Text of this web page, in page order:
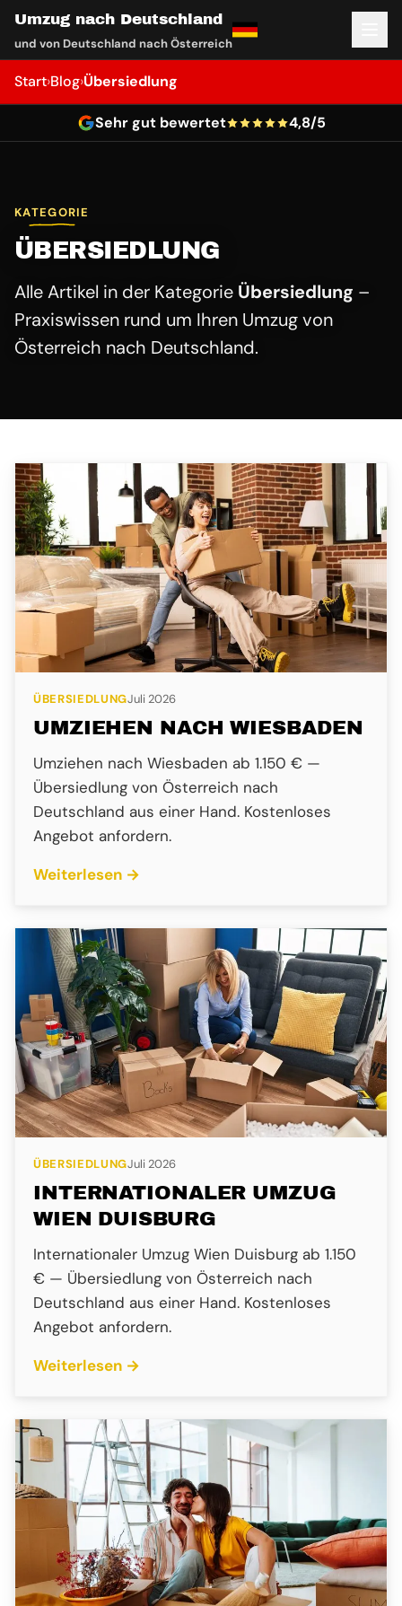
Umzug nach Deutschland
und von Deutschland nach Österreich
Start›Blog›Übersiedlung
Sehr gut bewertet 4,8/5
KATEGORIE
ÜBERSIEDLUNG
Alle Artikel in der Kategorie Übersiedlung –
Praxiswissen rund um Ihren Umzug von
Österreich nach Deutschland.
ÜBERSIEDLUNGJuli 2026
UMZIEHEN NACH WIESBADEN
Umziehen nach Wiesbaden ab 1.150 € —
Übersiedlung von Österreich nach
Deutschland aus einer Hand. Kostenloses
Angebot anfordern.
Weiterlesen →
ÜBERSIEDLUNGJuli 2026
INTERNATIONALER UMZUG
WIEN DUISBURG
Internationaler Umzug Wien Duisburg ab 1.150
€ — Übersiedlung von Österreich nach
Deutschland aus einer Hand. Kostenloses
Angebot anfordern.
Weiterlesen →